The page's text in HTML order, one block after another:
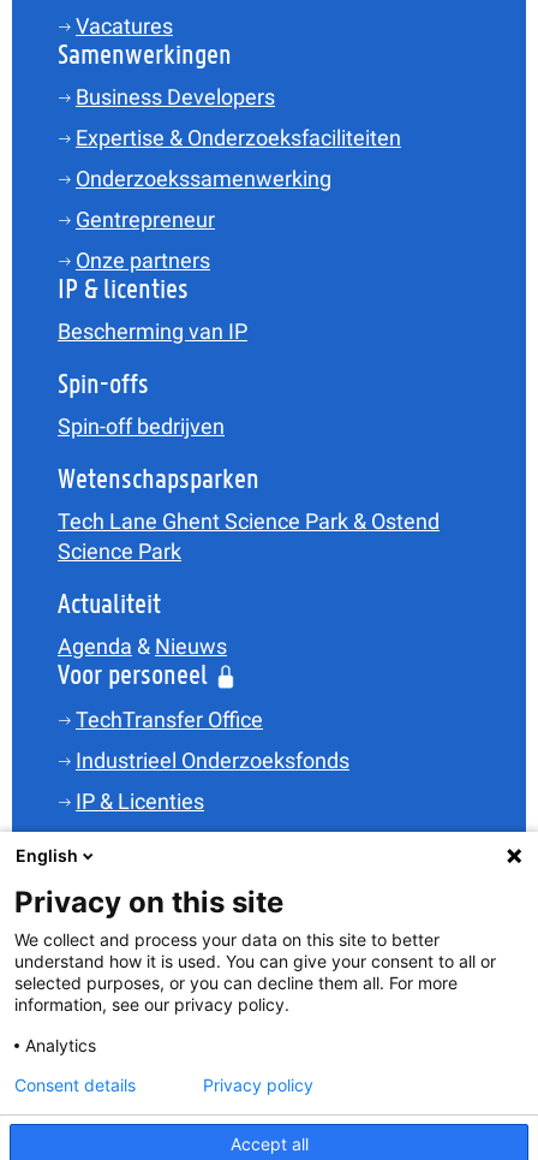
Vacatures
Samenwerkingen
Business Developers
Expertise & Onderzoeksfaciliteiten
Onderzoekssamenwerking
Gentrepreneur
Onze partners
IP & licenties
Bescherming van IP
Spin-offs
Spin-off bedrijven
Wetenschapsparken
Tech Lane Ghent Science Park & Ostend
Science Park
Actualiteit
Agenda & Nieuws
Voor personeel
TechTransfer Office
Industrieel Onderzoeksfonds
IP & Licenties
Spin-offs
Wetenschapsparken
TT-Skills
i-depot
English
Privacy on this site
We collect and process your data on this site to better
understand how it is used. You can give your consent to all or
selected purposes, or you can decline them all. For more
information, see our privacy policy.
Analytics
Accept all
Consent details Privacy policy